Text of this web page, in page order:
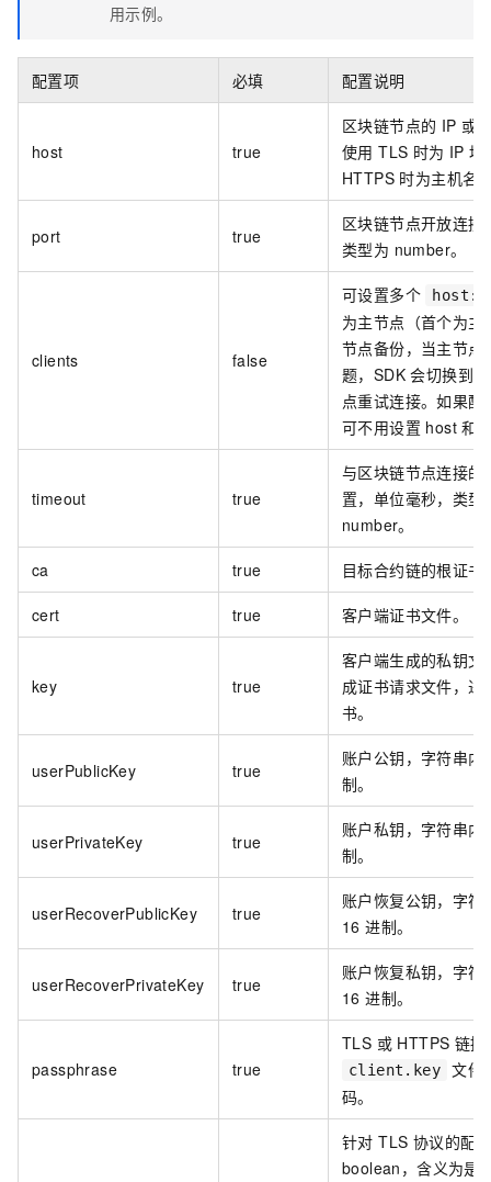
用示例。
配置项 必填 配置说明
host true
区块链节点的 IP 或
使用 TLS 时为 IP 地
HTTPS 时为主机名
port true
区块链节点开放连接
类型为 number。
clients false
可设置多个
为主节点（首个为主
节点备份，当主节点
题，SDK 会切换到
点重试连接。如果配
可不用设置 host 和
timeout true
与区块链节点连接的
置，单位毫秒，类型
number。
ca true 目标合约链的根证书
cert true 客户端证书文件。
key true
客户端生成的私钥文
成证书请求文件，进
书。
userPublicKey true
账户公钥，字符串内
制。
userPrivateKey true
账户私钥，字符串内
制。
userRecoverPublicKey true
账户恢复公钥，字符
16 进制。
userRecoverPrivateKey true
账户恢复私钥，字符
16 进制。
passphrase true
TLS 或 HTTPS 链接
client.key
文件
码。
针对 TLS 协议的配
boolean，含义为是